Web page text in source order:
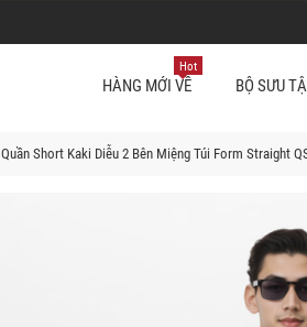
HÀNG MỚI VỀ
Hot
BỘ SƯU
Quần Short Kaki Diễu 2 Bên Miệng Túi Form Straight